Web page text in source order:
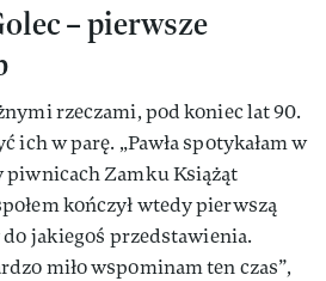
– pierwsze
rzeczami, pod koniec lat 90.
ich w parę. „Pawła spotykałam w
Zamku Książąt
kończył wtedy pierwszą
do jakiegoś przedstawienia.
miło wspominam ten czas”,